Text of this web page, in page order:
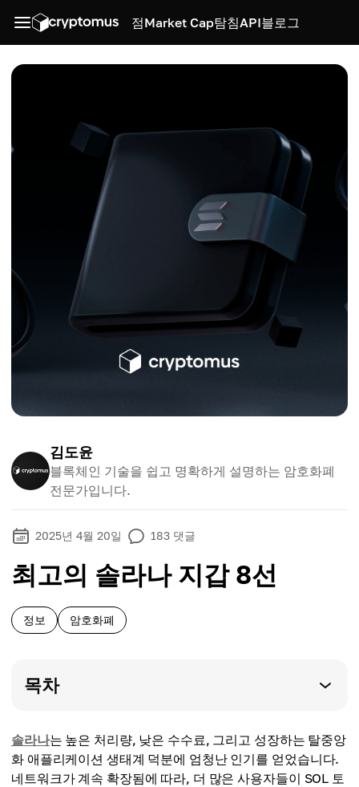
점Market Cap탐침API블로그
김도윤
블록체인 기술을 쉽고 명확하게 설명하는 암호화폐
전문가입니다.
2025년 4월 20일 183 댓글
최고의 솔라나 지갑 8선
정보 암호화폐
목차
솔라나는 높은 처리량, 낮은 수수료, 그리고 성장하는 탈중앙
화 애플리케이션 생태계 덕분에 엄청난 인기를 얻었습니다.
네트워크가 계속 확장됨에 따라, 더 많은 사용자들이 SOL 토